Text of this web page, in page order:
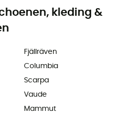
kleding &
Fjällräven
Columbia
Scarpa
Vaude
Mammut